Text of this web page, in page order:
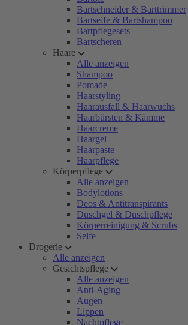
Bartschneider & Barttrimmer
Bartseife & Bartshampoo
Bartpflegesets
Bartscheren
Haare
Alle anzeigen
Shampoo
Pomade
Haarstyling
Haarausfall & Haarwuchs
Haarbürsten & Kämme
Haarcreme
Haargel
Haarpaste
Haarpflege
Körperpflege
Alle anzeigen
Bodylotions
Deos & Antitranspirants
Duschgel & Duschpflege
Körperreinigung & Scrubs
Seife
Drogerie
Alle anzeigen
Gesichtspflege
Alle anzeigen
Anti-Aging
Augen
Lippen
Nachtpflege